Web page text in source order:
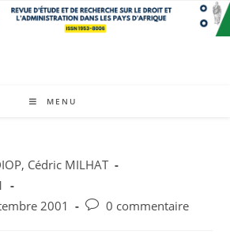
MENU
, Cédric MILHAT
2001
0 commentaire